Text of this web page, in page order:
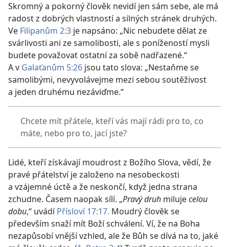
Skromný a pokorný člověk nevidí jen sám sebe, ale má
radost z dobrých vlastností a silných stránek druhých.
Ve Filipanům 2:3 je napsáno: „Nic nebudete dělat ze
svárlivosti ani ze samolibosti, ale s ponížeností mysli
budete považovat ostatní za sobě nadřazené.“
A v Galaťanům 5:26 jsou tato slova: „Nestaňme se
samolibými, nevyvolávejme mezi sebou soutěživost
a jeden druhému nezáviďme.“
Chcete mít přátele, kteří vás mají rádi pro to, co
máte, nebo pro to, jací jste?
Lidé, kteří získávají moudrost z Božího Slova, vědí, že
pravé přátelství je založeno na nesobeckosti
a vzájemné úctě a že neskončí, když jedna strana
zchudne. Časem naopak sílí. „Pravý druh milujecelou
dobu,“ uvádíPřísloví 17:17. Moudrý člověk se
především snaží mít Boží schválení. Ví, že na Boha
nezapůsobí vnější vzhled, ale že Bůh se dívá na to, jaké